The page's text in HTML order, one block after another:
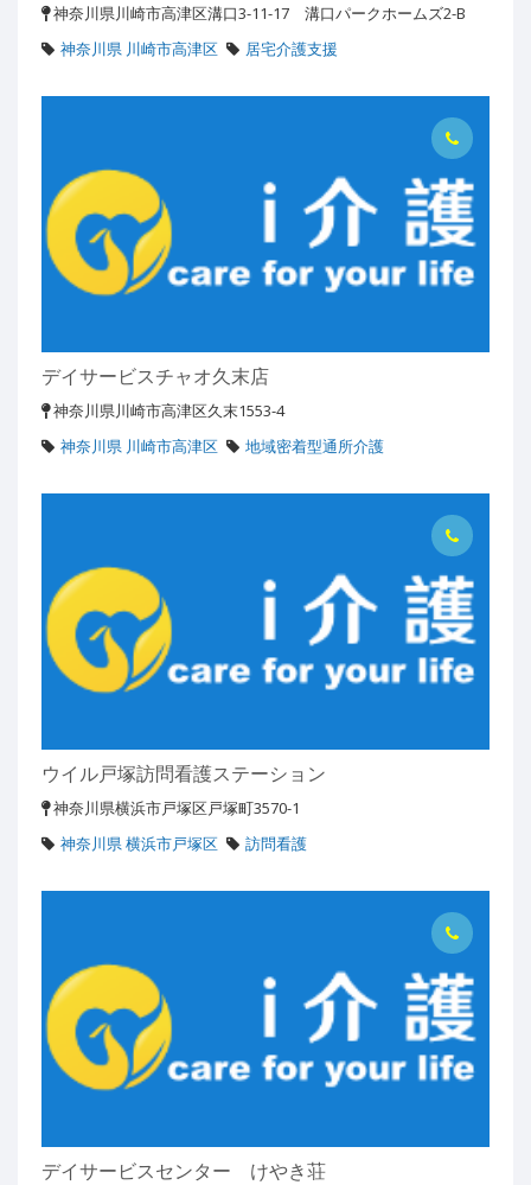
神奈川県川崎市高津区溝口3-11-17 溝口パークホームズ2-B
神奈川県 川崎市高津区
居宅介護支援
デイサービスチャオ久末店
神奈川県川崎市高津区久末1553-4
神奈川県 川崎市高津区
地域密着型通所介護
ウイル戸塚訪問看護ステーション
神奈川県横浜市戸塚区戸塚町3570-1
神奈川県 横浜市戸塚区
訪問看護
デイサービスセンター けやき荘